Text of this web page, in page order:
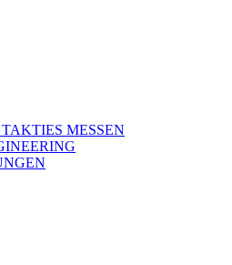
MESSEN